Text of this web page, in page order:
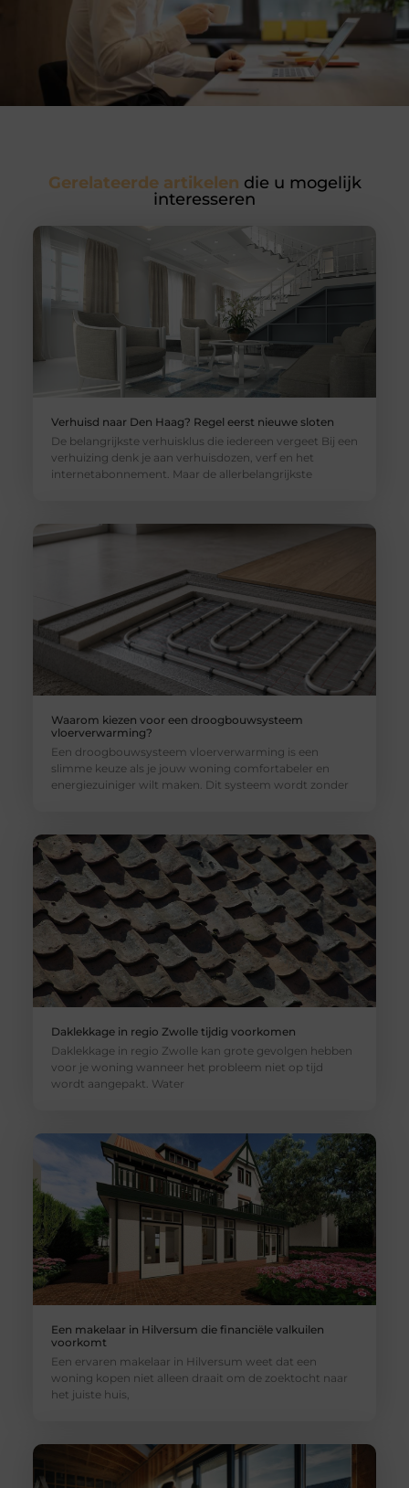
Gerelateerde artikelen die u mogelijk
interesseren
Verhuisd naar Den Haag? Regel eerst nieuwe sloten
De belangrijkste verhuisklus die iedereen vergeet Bij een
verhuizing denk je aan verhuisdozen, verf en het
internetabonnement. Maar de allerbelangrijkste
Waarom kiezen voor een droogbouwsysteem
vloerverwarming?
Een droogbouwsysteem vloerverwarming is een
slimme keuze als je jouw woning comfortabeler en
energiezuiniger wilt maken. Dit systeem wordt zonder
Daklekkage in regio Zwolle tijdig voorkomen
Daklekkage in regio Zwolle kan grote gevolgen hebben
voor je woning wanneer het probleem niet op tijd
wordt aangepakt. Water
Een makelaar in Hilversum die financiële valkuilen
voorkomt
Een ervaren makelaar in Hilversum weet dat een
woning kopen niet alleen draait om de zoektocht naar
het juiste huis,